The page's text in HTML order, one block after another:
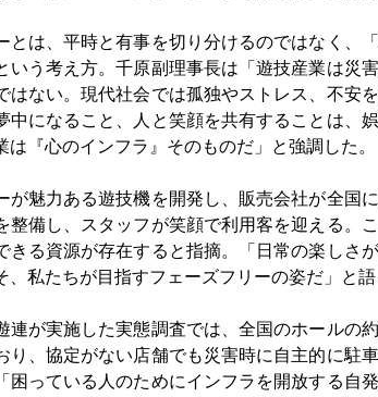
とは、平時と有事を切り分けるのではなく、
いう考え方。千原副理事長は「遊技産業は災
はない。現代社会では孤独やストレス、不安
中になること、人と笑顔を共有することは、
は『心のインフラ』そのものだ」と強調した。
が魅力ある遊技機を開発し、販売会社が全国
整備し、スタッフが笑顔で利用客を迎える。
きる資源が存在すると指摘。「日常の楽しさ
、私たちが目指すフェーズフリーの姿だ」と語
連が実施した実態調査では、全国のホールの
り、協定がない店舗でも災害時に自主的に駐
困っている人のためにインフラを開放する自